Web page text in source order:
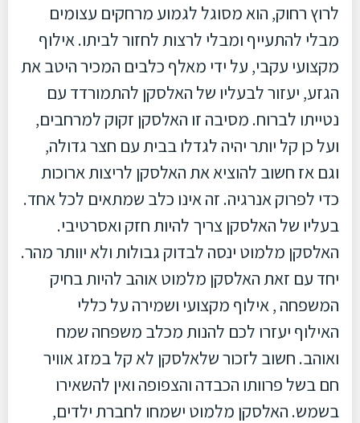
לרוץ רחוק, הוא מסוגל לגמוע מרחקים עצומים
מבלי להתעייף ומבלי לרצות לחזור לביתו. אילוף
מקצועי עקבי, על ידי מאלף כלבים המכיר היטב את
הגזע, יעזור לבעליו של האלסקן להתמורדד עם
נטייתו לברוח. מסיבה זו האלסקן זקוק למרחבים,
ועל כן קל יותר יהיה לגדלו בבית עם חצר גדולה,
וגם אז חשוב להוציא את האלסקן לריצות ארוכות
כדי לפרוק אנרגיה. זה אינו כלב שמתאים לכל אחד.
בעליו של האלסקן צריך להיות חזק ואסרטיבי.
האלסקן מלמוט ינסה לבדוק גבולות ולא יוותר מהר.
יחד עם זאת האלסקן מלמוט אוהב להיות בחיק
המשפחה , אילוף מקצועי ושמירה על כללי
האילוף יעזרו לכם להנות מכלב משפחה שמח
ואוהב. חשוב לזכור שלאלסקן לא קל במזג אוויר
חם בשל פרוותו הכבדה והצפופה ואין להשאירו
בשמש. האלסקן מלמוט ישמחו לחברת ילדים,